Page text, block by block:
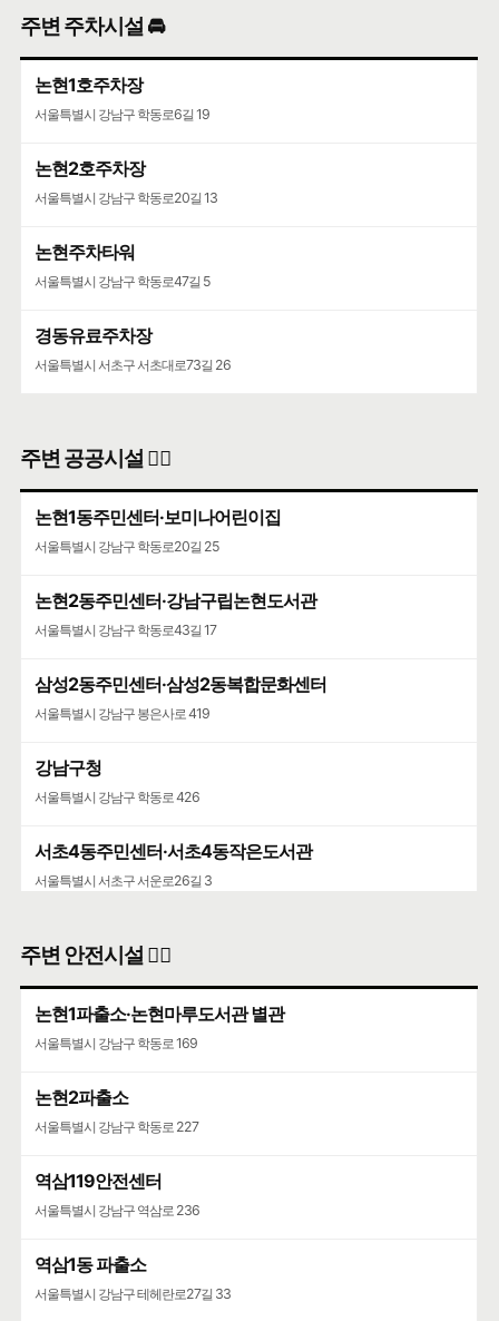
주변 주차시설 🚘
논현1호주차장
서울특별시 강남구 학동로6길 19
논현2호주차장
서울특별시 강남구 학동로20길 13
논현주차타워
서울특별시 강남구 학동로47길 5
경동유료주차장
서울특별시 서초구 서초대로73길 26
주변 공공시설 👨‍✈️
논현1동주민센터·보미나어린이집
서울특별시 강남구 학동로20길 25
논현2동주민센터·강남구립논현도서관
서울특별시 강남구 학동로43길 17
삼성2동주민센터·삼성2동복합문화센터
서울특별시 강남구 봉은사로 419
강남구청
서울특별시 강남구 학동로 426
서초4동주민센터·서초4동작은도서관
서울특별시 서초구 서운로26길 3
주변 안전시설 👮‍♀️
논현1파출소·논현마루도서관 별관
서울특별시 강남구 학동로 169
논현2파출소
서울특별시 강남구 학동로 227
역삼119안전센터
서울특별시 강남구 역삼로 236
역삼1동 파출소
서울특별시 강남구 테헤란로27길 33